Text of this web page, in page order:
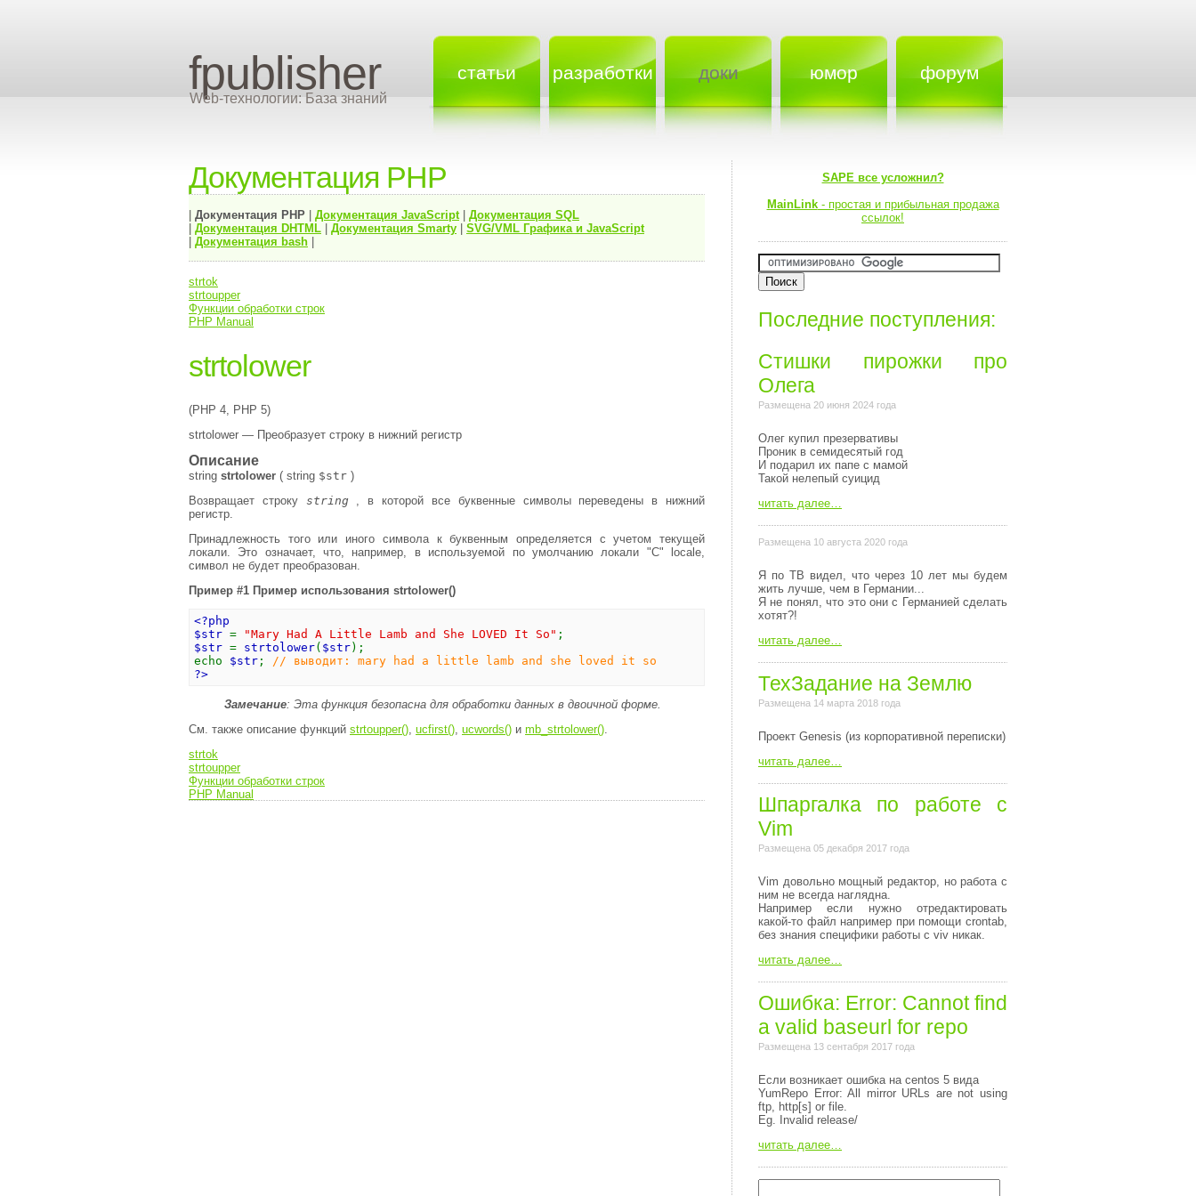
fpublisher
Web-технологии: База знаний
статьи разработки доки юмор форум
Документация PHP
Документация PHP Документация JavaScript| Документация SQL
Документация DHTML Документация Smarty
SVG/VML Графика и JavaScript
Документация bash
strtok
strtoupper
Функции обработки строк
PHP Manual
strtolower
(PHP 4, PHP 5)
strtolower — Преобразует строку в нижний регистр
Описание
string strtolower ( string $str )
Возвращает строку string, в которой все буквенные символы переведены в нижний
регистр.
Принадлежность того или иного символа к буквенным определяется с учетом текущей
локали. Это означает, что, например, в используемой по умолчанию локали "C" locale,
символ не будет преобразован.
Пример #1 Пример использования strtolower()
<?php
$str = "Mary Had A Little Lamb and She LOVED It So" ;
$str = strtolower( $str);
echo $str ; // выводит: mary had a little lamb and she loved it so
?>
Замечание: Эта функция безопасна для обработки данных в двоичной форме.
См. также описание функций strtoupper(), ucfirst(), ucwords() и mb_strtolower().
strtok
strtoupper
Функции обработки строк
PHP Manual
SAPE все усложнил?
MainLink- простая и прибыльная продажа
ссылок!
Последние поступления:
Стишки пирожки про
Олега⁠⁠
Размещена 20 июня 2024 года
Олег купил презервативы
Проник в семидесятый год
И подарил их папе с мамой
Такой нелепый суицид
читать далее…
Размещена 10 августа 2020 года
Я по ТВ видел, что через 10 лет мы будем
жить лучше, чем в Германии...
Я не понял, что это они с Германией сделать
хотят?!
читать далее…
ТехЗадание на Землю
Размещена 14 марта 2018 года
Пpоект Genesis (из коpпоpативной пеpеписки)
читать далее…
Шпаргалка по работе с
Vim
Размещена 05 декабря 2017 года
Vim довольно мощный редактор, но работа с
ним не всегда наглядна.
Например если нужно отредактировать
какой-то файл например при помощи crontab,
без знания специфики работы с viv никак.
читать далее…
Ошибка: Error: Cannot find
a valid baseurl for repo
Размещена 13 сентабря 2017 года
Если возникает ошибка на centos 5 вида
YumRepo Error: All mirror URLs are not using
ftp, http[s] or file.
Eg. Invalid release/
читать далее…